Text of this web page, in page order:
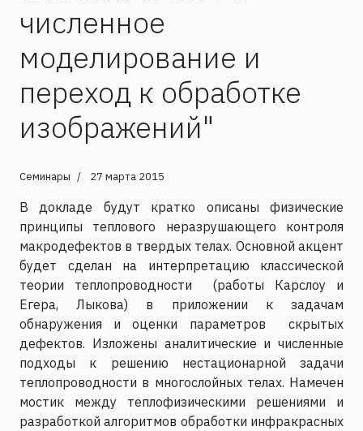
численное
моделирование и
переход к обработке
изображений"
Семинары 27 марта 2015
В докладе будут кратко описаны физические
принципы теплового неразрушающего контроля
макродефектов в твердых телах. Основной акцент
будет сделан на интерпретацию классической
теории теплопроводности (работы Карслоу и
Егера, Лыкова) в приложении к задачам
обнаружения и оценки параметров скрытых
дефектов. Изложены аналитические и численные
подходы к решению нестационарной задачи
теплопроводности в многослойных телах. Намечен
мостик между теплофизическими решениями и
разработкой алгоритмов обработки инфракрасных